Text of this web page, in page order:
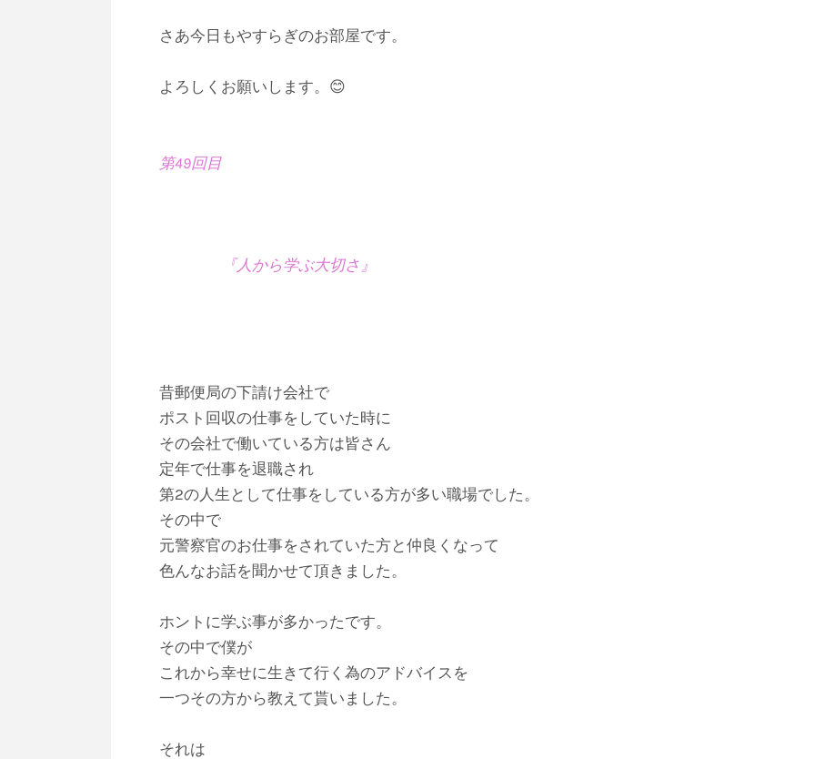
さあ今日もやすらぎのお部屋です。
よろしくお願いします。😊
第49回目
『人から学ぶ大切さ』
昔郵便局の下請け会社で
ポスト回収の仕事をしていた時に
その会社で働いている方は皆さん
定年で仕事を退職され
第2の人生として仕事をしている方が多い職場でした。
その中で
元警察官のお仕事をされていた方と仲良くなって
色んなお話を聞かせて頂きました。
ホントに学ぶ事が多かったです。
その中で僕が
これから幸せに生きて行く為のアドバイスを
一つその方から教えて貰いました。
それは